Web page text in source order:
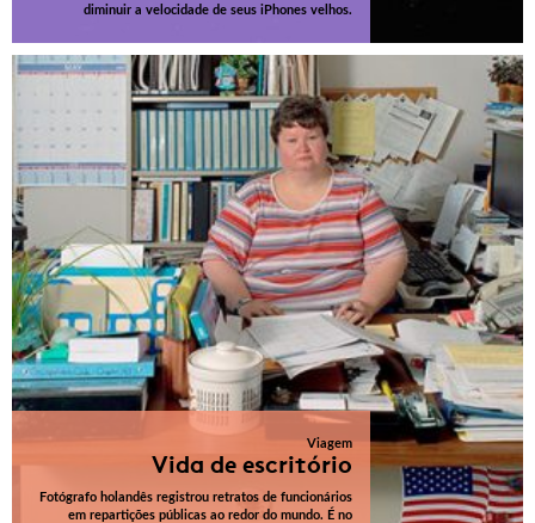
diminuir a velocidade de seus iPhones velhos.
Viagem
Vida de escritório
Fotógrafo holandês registrou retratos de funcionários
em repartições públicas ao redor do mundo. É no